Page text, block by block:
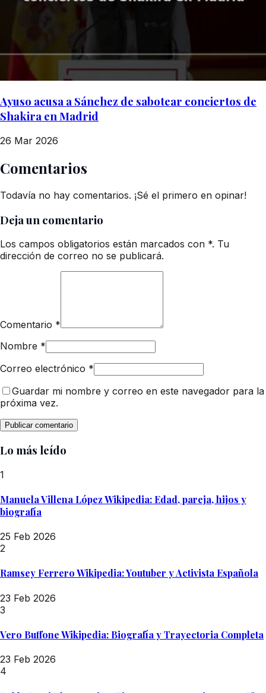
Ayuso acusa a Sánchez de sabotear conciertos de
Shakira en Madrid
26 Mar 2026
Comentarios
Todavía no hay comentarios. ¡Sé el primero en opinar!
Deja un comentario
Los campos obligatorios están marcados con *. Tu
dirección de correo no se publicará.
Comentario *
Nombre *
Correo electrónico *
Guardar mi nombre y correo en este navegador para la
próxima vez.
Lo más leído
1
Manuela Villena López Wikipedia: Edad, pareja, hijos y
biografía
25 Feb 2026
2
Ramsey Ferrero Wikipedia: Youtuber y Activista Española
23 Feb 2026
3
Vero Buffone Wikipedia: Biografía y Trayectoria Completa
23 Feb 2026
4